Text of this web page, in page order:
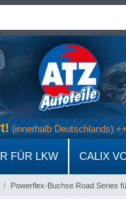
(innerhalb Deutschlands)
FÜR LKW CALIX
Powerflex-Buchse Road Series